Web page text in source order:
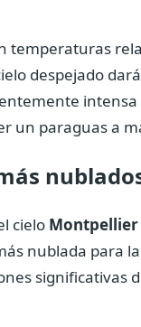
temperaturas
despejado
un paraguas a
cielo Montpellier
nublada para
significativas